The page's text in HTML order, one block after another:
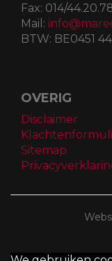
Fax: 014/
Mail:
BTW: BE0451
OVERIG
Disclaimer
Sitemap